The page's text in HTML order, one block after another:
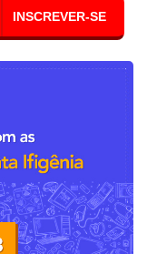
INSCREVER-SE